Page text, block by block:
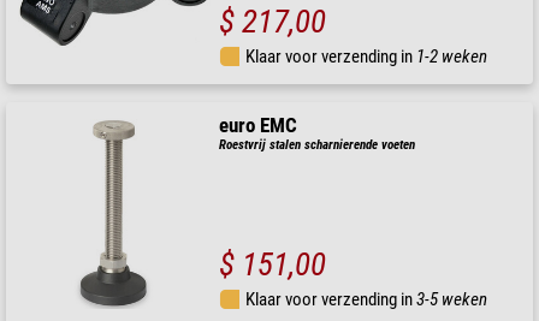
$ 217,00
Klaar voor verzending in 1-2 weken
euro EMC
Roestvrij stalen scharnierende voeten
$ 151,00
Klaar voor verzending in3-5 weken